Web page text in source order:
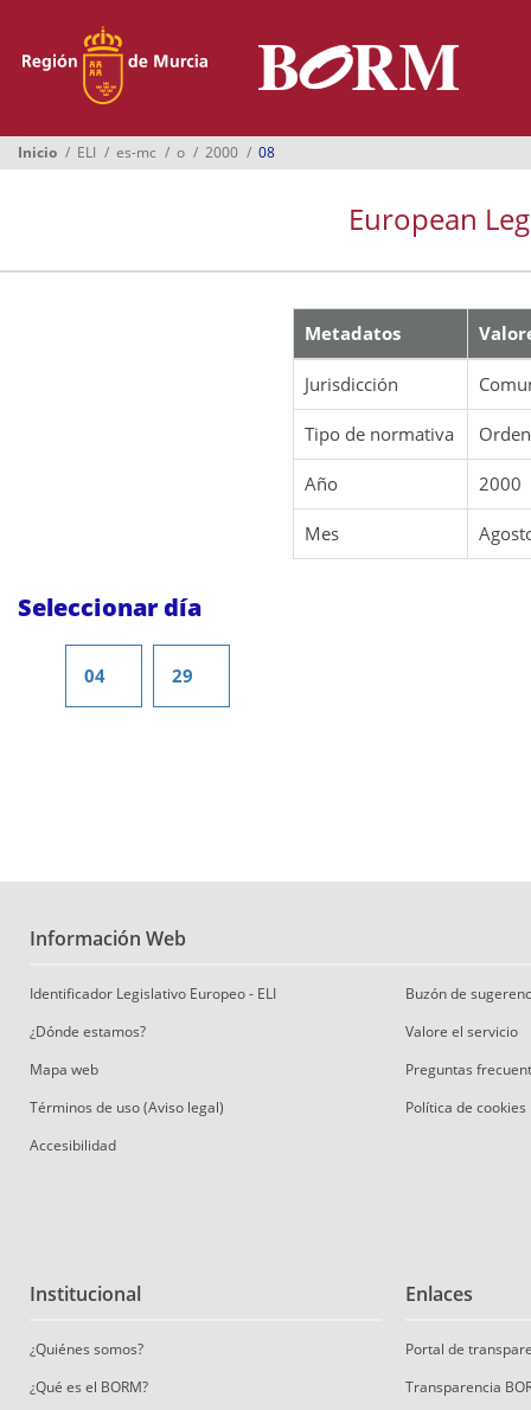
Boletines
Ayuntamientos
Inicio ELI es-mc o 2000 08
European
Metadatos
Jurisdicción
Tipo de normativa Orden
Año 2000
Mes
Seleccionar día
04 29
Información Web
Identificador Legislativo Europeo - ELI
¿Dónde estamos?
Mapa web
Términos de uso (Aviso legal)
Accesibilidad
Buzón de
Valore el servicio
Preguntas
Política de cookies
Institucional
¿Quiénes somos?
¿Qué es el BORM?
Enlaces
Portal de
Transparencia